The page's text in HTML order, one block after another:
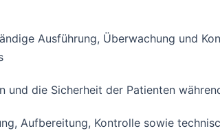
Ausführung, Überwachung und
und die Sicherheit der Patienten
Aufbereitung, Kontrolle sowie